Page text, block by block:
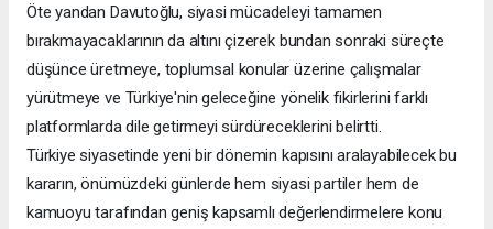
Öte yandan Davutoğlu, siyasi mücadeleyi tamamen
bırakmayacaklarının da altını çizerek bundan sonraki süreçte
düşünce üretmeye, toplumsal konular üzerine çalışmalar
yürütmeye ve Türkiye'nin geleceğine yönelik fikirlerini farklı
platformlarda dile getirmeyi sürdüreceklerini belirtti.
Türkiye siyasetinde yeni bir dönemin kapısını aralayabilecek bu
kararın, önümüzdeki günlerde hem siyasi partiler hem de
kamuoyu tarafından geniş kapsamlı değerlendirmelere konu